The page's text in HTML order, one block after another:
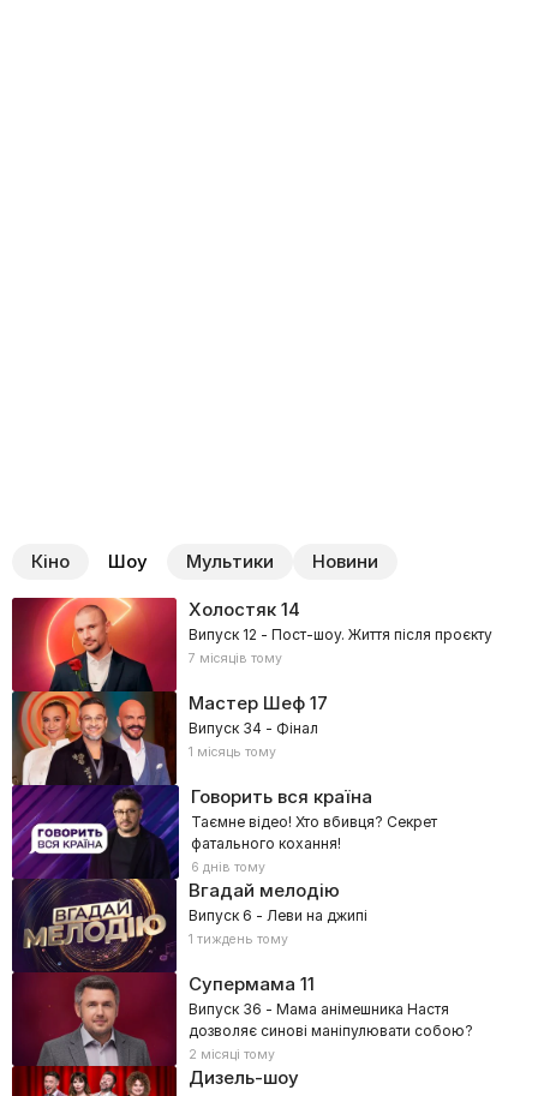
Кіно Шоу Мультики Новини
Холостяк14
Випуск 12 - Пост-шоу. Життя після проєкту
7 місяців тому
Мастер Шеф17
Випуск 34 - Фінал
1 місяць тому
Говорить вся країна
Таємне відео! Хто вбивця? Секрет
фатального кохання!
6 днів тому
Вгадай мелодію
Випуск 6 - Леви на джипі
1 тиждень тому
Супермама 11
Випуск 36 - Мама анімешника Настя
дозволяє синові маніпулювати собою?
2 місяці тому
Дизель-шоу